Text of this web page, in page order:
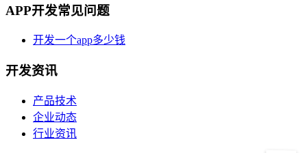
APP开发常见问题
开发一个app多少钱
开发资讯
产品技术
企业动态
行业资讯